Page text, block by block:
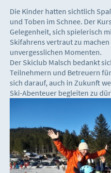
Die Kinder hatten sichtlich
und Toben im Schnee. Der
Gelegenheit, sich spielerisch
Skifahrens vertraut zu
unvergesslichen Momenten.
Der Skiclub Malsch bedankt
Teilnehmern und Betreuern
sich darauf, auch in Zukunft
Ski-Abenteuer begleiten zu